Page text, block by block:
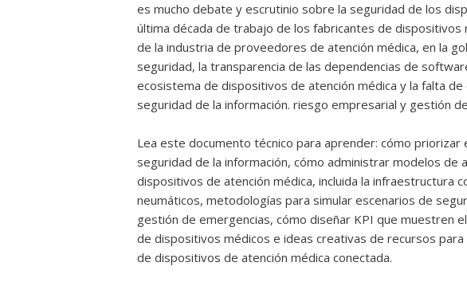
es mucho debate y escrutinio sobre la seguridad de los
última década de trabajo de los fabricantes de
de la industria de proveedores de atención médica, en la
seguridad, la transparencia de las dependencias de
ecosistema de dispositivos de atención médica y la falta
seguridad de la información. riesgo empresarial y gestión
Lea este documento técnico para aprender: cómo priorizar
seguridad de la información, cómo administrar modelos de
dispositivos de atención médica, incluida la infraestructura
neumáticos, metodologías para simular escenarios de
gestión de emergencias, cómo diseñar KPI que muestren
de dispositivos médicos e ideas creativas de recursos
de dispositivos de atención médica conectada.